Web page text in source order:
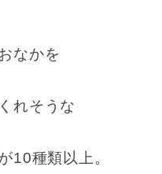
なかを
れそうな
10種類以上。